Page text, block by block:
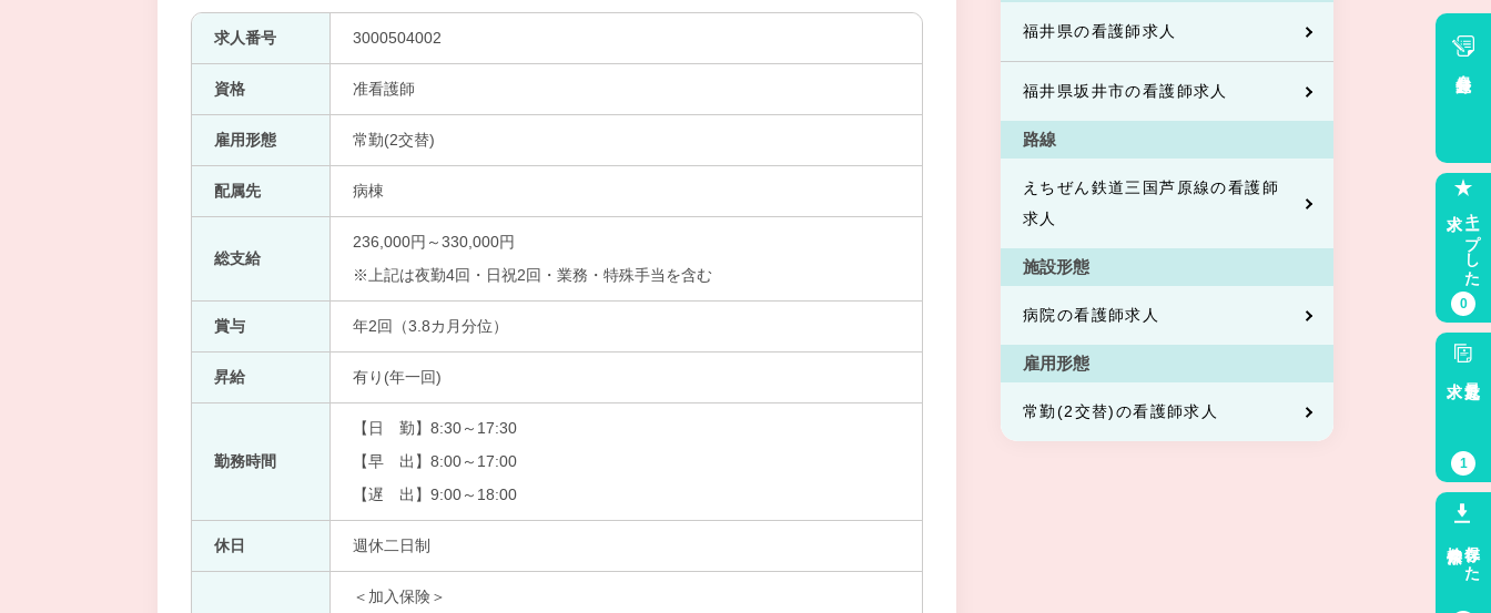
求人番号 3000504002
資格 准看護師
雇用形態 常勤(2交替)
配属先 病棟
総支給
236,000円～330,000円
※上記は夜勤4回・日祝2回・業務・特殊手当を含む
賞与 年2回（3.8カ月分位）
昇給 有り(年一回)
勤務時間
【日 勤】8:30～17:30
【早 出】8:00～17:00
【遅 出】9:00～18:00
休日 週休二日制
＜加入保険＞
福井県の看護師求人
福井県坂井市の看護師求人
路線
えちぜん鉄道三国芦原線の看護師
求人
施設形態
病院の看護師求人
雇用形態
常勤(2交替)の看護師求人
キープした
0
最近見た
1
保存した